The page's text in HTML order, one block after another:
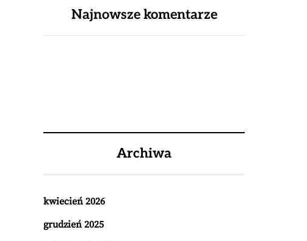
Najnowsze komentarze
Archiwa
kwiecień 2026
grudzień 2025